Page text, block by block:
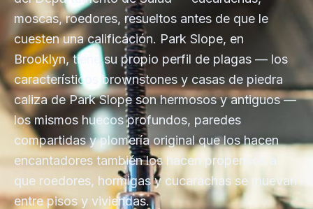
moscas, roedores, resueltos antes de que le
cuesten una calificación. Park Slope, en
Brooklyn, tiene su propio perfil de plagas — los
característicos brownstones y casas de piedra
caliza de Park Slope son hermosos y antiguos —
los mismos huecos profundos, paredes
compartidas y plomería original que los hacen
encantadores también los hacen propensos a
que roedores, hormigas y cucarachas se muevan
entre pisos y viviendas.